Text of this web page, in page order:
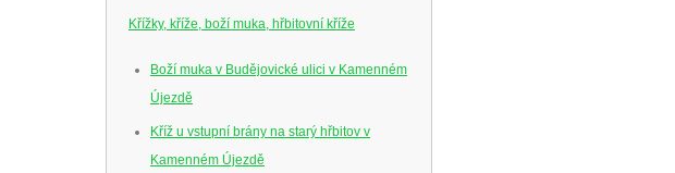
Křížky, kříže, boží muka, hřbitovní kříže
Boží muka v Budějovické ulici v Kamenném
Újezdě
Kříž u vstupní brány na starý hřbitov v
Kamenném Újezdě